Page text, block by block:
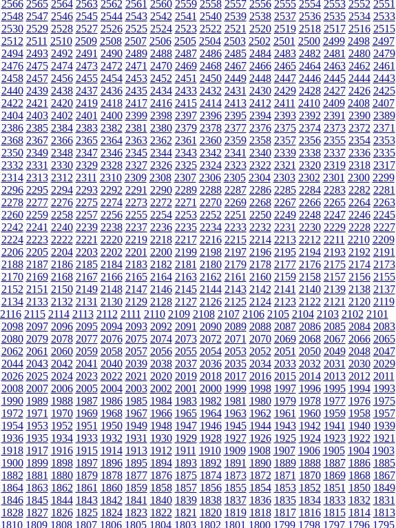
2566 2565 2564 2563 2562 2561 2560 2559 2558 2557 2556 2555 2554 2553 2552 2551
2548 2547 2546 2545 2544 2543 2542 2541 2540 2539 2538 2537 2536 2535 2534 2533
2530 2529 2528 2527 2526 2525 2524 2523 2522 2521 2520 2519 2518 2517 2516 2515
2512 2511 2510 2509 2508 2507 2506 2505 2504 2503 2502 2501 2500 2499 2498 2497
2494 2493 2492 2491 2490 2489 2488 2487 2486 2485 2484 2483 2482 2481 2480 2479
2476 2475 2474 2473 2472 2471 2470 2469 2468 2467 2466 2465 2464 2463 2462 2461
2458 2457 2456 2455 2454 2453 2452 2451 2450 2449 2448 2447 2446 2445 2444 2443
2440 2439 2438 2437 2436 2435 2434 2433 2432 2431 2430 2429 2428 2427 2426 2425
2422 2421 2420 2419 2418 2417 2416 2415 2414 2413 2412 2411 2410 2409 2408 2407
2404 2403 2402 2401 2400 2399 2398 2397 2396 2395 2394 2393 2392 2391 2390 2389
2386 2385 2384 2383 2382 2381 2380 2379 2378 2377 2376 2375 2374 2373 2372 2371
2368 2367 2366 2365 2364 2363 2362 2361 2360 2359 2358 2357 2356 2355 2354 2353
2350 2349 2348 2347 2346 2345 2344 2343 2342 2341 2340 2339 2338 2337 2336 2335
2332 2331 2330 2329 2328 2327 2326 2325 2324 2323 2322 2321 2320 2319 2318 2317
2314 2313 2312 2311 2310 2309 2308 2307 2306 2305 2304 2303 2302 2301 2300 2299
2296 2295 2294 2293 2292 2291 2290 2289 2288 2287 2286 2285 2284 2283 2282 2281
2278 2277 2276 2275 2274 2273 2272 2271 2270 2269 2268 2267 2266 2265 2264 2263
2260 2259 2258 2257 2256 2255 2254 2253 2252 2251 2250 2249 2248 2247 2246 2245
2242 2241 2240 2239 2238 2237 2236 2235 2234 2233 2232 2231 2230 2229 2228 2227
2224 2223 2222 2221 2220 2219 2218 2217 2216 2215 2214 2213 2212 2211 2210 2209
2206 2205 2204 2203 2202 2201 2200 2199 2198 2197 2196 2195 2194 2193 2192 2191
2188 2187 2186 2185 2184 2183 2182 2181 2180 2179 2178 2177 2176 2175 2174 2173
2170 2169 2168 2167 2166 2165 2164 2163 2162 2161 2160 2159 2158 2157 2156 2155
2152 2151 2150 2149 2148 2147 2146 2145 2144 2143 2142 2141 2140 2139 2138 2137
2134 2133 2132 2131 2130 2129 2128 2127 2126 2125 2124 2123 2122 2121 2120 2119
2116 2115 2114 2113 2112 2111 2110 2109 2108 2107 2106 2105 2104 2103 2102 2101
2098 2097 2096 2095 2094 2093 2092 2091 2090 2089 2088 2087 2086 2085 2084 2083
2080 2079 2078 2077 2076 2075 2074 2073 2072 2071 2070 2069 2068 2067 2066 2065
2062 2061 2060 2059 2058 2057 2056 2055 2054 2053 2052 2051 2050 2049 2048 2047
2044 2043 2042 2041 2040 2039 2038 2037 2036 2035 2034 2033 2032 2031 2030 2029
2026 2025 2024 2023 2022 2021 2020 2019 2018 2017 2016 2015 2014 2013 2012 2011
2008 2007 2006 2005 2004 2003 2002 2001 2000 1999 1998 1997 1996 1995 1994 1993
1990 1989 1988 1987 1986 1985 1984 1983 1982 1981 1980 1979 1978 1977 1976 1975
1972 1971 1970 1969 1968 1967 1966 1965 1964 1963 1962 1961 1960 1959 1958 1957
1954 1953 1952 1951 1950 1949 1948 1947 1946 1945 1944 1943 1942 1941 1940 1939
1936 1935 1934 1933 1932 1931 1930 1929 1928 1927 1926 1925 1924 1923 1922 1921
1918 1917 1916 1915 1914 1913 1912 1911 1910 1909 1908 1907 1906 1905 1904 1903
1900 1899 1898 1897 1896 1895 1894 1893 1892 1891 1890 1889 1888 1887 1886 1885
1882 1881 1880 1879 1878 1877 1876 1875 1874 1873 1872 1871 1870 1869 1868 1867
1864 1863 1862 1861 1860 1859 1858 1857 1856 1855 1854 1853 1852 1851 1850 1849
1846 1845 1844 1843 1842 1841 1840 1839 1838 1837 1836 1835 1834 1833 1832 1831
1828 1827 1826 1825 1824 1823 1822 1821 1820 1819 1818 1817 1816 1815 1814 1813
1810 1809 1808 1807 1806 1805 1804 1803 1802 1801 1800 1799 1798 1797 1796 1795